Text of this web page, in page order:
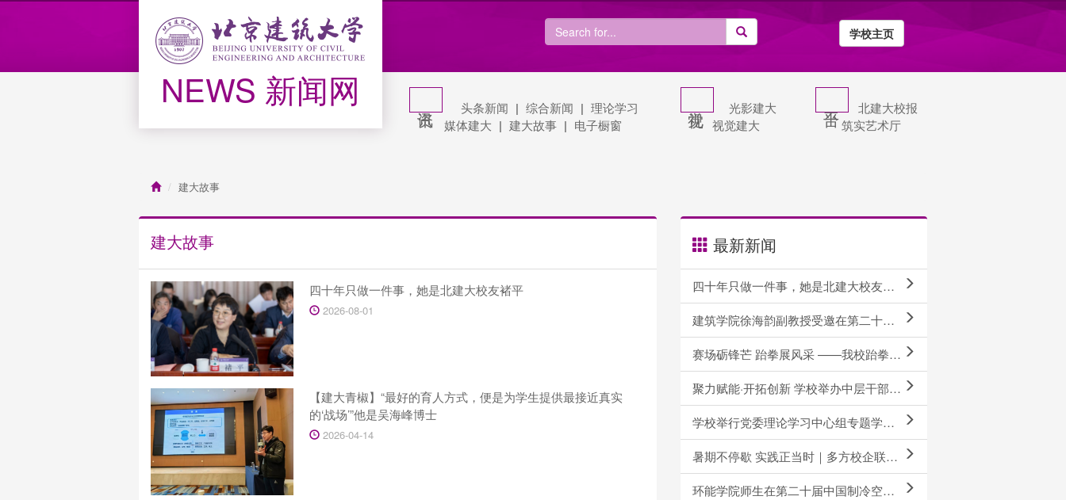
NEWS 新闻网
学校主页
头条新闻 | 综合新闻 | 理论学习
媒体建大 | 建大故事 | 电子橱窗
光影建大
视觉建大
北建大校报
筑实艺术厅
建大故事
建大故事
四十年只做一件事，她是北建大校友褚平
2026-08-01
【建大青椒】“最好的育人方式，便是为学生提供最接近真实
的‘战场’”他是吴海峰博士
2026-04-14
最新新闻
四十年只做一件事，她是北建大校友褚平
建筑学院徐海韵副教授受邀在第二十八届中国科协年会专题论坛作主旨报告
赛场砺锋芒 跆拳展风采 ——我校跆拳道队征战全国大学生跆拳道锦标赛（总决赛...
聚力赋能·开拓创新 学校举办中层干部治理能力与创新思维提升专题研修班
学校举行党委理论学习中心组专题学习会
暑期不停歇 实践正当时｜多方校企联合开展暑期实践
环能学院师生在第二十届中国制冷空调行业大学生科技竞赛中斩获佳绩